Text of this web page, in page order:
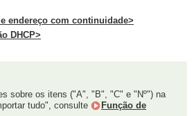
endereço com continuidade>
DHCP>
sobre os itens ("A", "B", "C" e "Nº") na
tudo", consulte
Função de